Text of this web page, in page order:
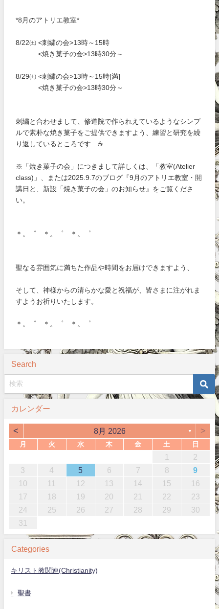
*8月のアトリエ教室*
8/22㈯ <刺繍の会>13時～15時
<焼き菓子の会>13時30分～
8/29㈯ <刺繍の会>13時～15時[満]
<焼き菓子の会>13時30分～
刺繍と合わせまして、修道院で作られえているようなシンプ
ルで素朴な焼き菓子をご提供できますよう、練習と研究を繰
り返しているところです…☕
※「焼き菓子の会」につきまして詳しくは、「教室(Atelier
class)」、または2025.9.7のブログ『9月のアトリエ教室・開
講日と、新設「焼き菓子の会」のお知らせ』をご覧くださ
い。
＊。゜ ＊。゜ ＊。゜
聖なる雰囲気に満ちた作品や時間をお届けできますよう、
そして、神様からの清らかな愛と祝福が、皆さまに注がれま
すようお祈りいたします。
＊。゜ ＊。゜ ＊。゜
Search
カレンダー
< 8月 2026 ▼ >
月 火 水 木 金 土 日
1
2
3
4 5 6 7 8
9
10
11 12 13 14 15
16
17
18 19 20 21 22
23
24
25 26 27 28 29
30
31
Categories
キリスト教関連(Christianity)
聖書